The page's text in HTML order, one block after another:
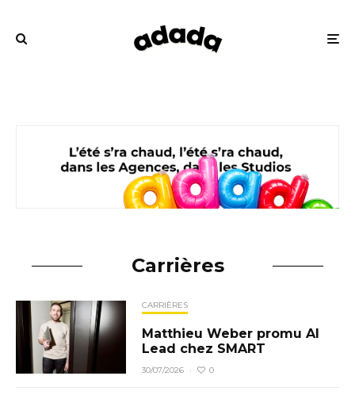
Carrières
CARRIÈRES
Matthieu Weber promu AI
Lead chez SMART
30/07/2026 · 0